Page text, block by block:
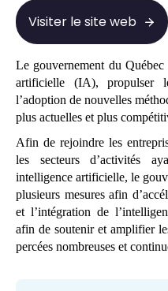
Visiter le site web
Le gouvernement du
artificielle (IA), propulser
l’adoption de nouvelles
plus actuelles et plus
Afin de rejoindre les
les secteurs d’activités
intelligence artificielle, le
plusieurs mesures afin
et l’intégration de
afin de soutenir et amplifier
percées nombreuses et